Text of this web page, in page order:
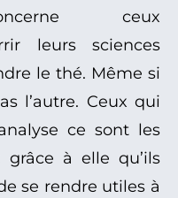
ceux
leurs sciences
le thé. Même si
l’autre. Ceux qui
ce sont les
grâce à elle qu’ils
se rendre utiles à